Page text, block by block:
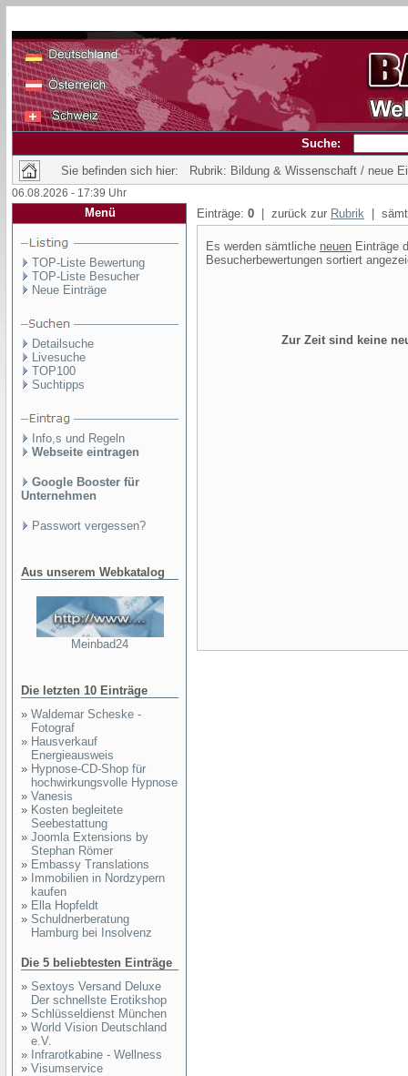
Suche:
Sie befinden sich hier: Rubrik: Bildung & Wissenschaft / neue
06.08.2026 - 17:39 Uhr
Menü
TOP-Liste Bewertung
TOP-Liste Besucher
Neue Einträge
Detailsuche
Livesuche
TOP100
Suchtipps
Info,s und Regeln
Webseite eintragen
Google Booster für
Unternehmen
Passwort vergessen?
Aus unserem Webkatalog
Meinbad24
Die letzten 10 Einträge
» Waldemar Scheske -
Fotograf
» Hausverkauf
Energieausweis
» Hypnose-CD-Shop für
hochwirkungsvolle Hypnose
» Vanesis
» Kosten begleitete
Seebestattung
» Joomla Extensions by
Stephan Römer
» Embassy Translations
» Immobilien in Nordzypern
kaufen
» Ella Hopfeldt
» Schuldnerberatung
Hamburg bei Insolvenz
Die 5 beliebtesten Einträge
» Sextoys Versand Deluxe
Der schnellste Erotikshop
» Schlüsseldienst München
» World Vision Deutschland
e.V.
» Infrarotkabine - Wellness
» Visumservice
Einträge: 0 | zurück zur Rubrik |
Es werden sämtliche neuen Einträge
Besucherbewertungen sortiert
Zur Zeit sind keine